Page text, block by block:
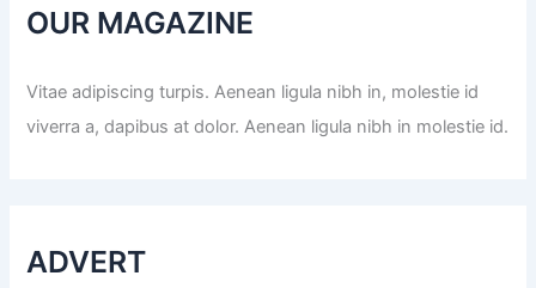
OUR MAGAZINE
Vitae adipiscing turpis. Aenean ligula nibh in, molestie id
viverra a, dapibus at dolor. Aenean ligula nibh in molestie id.
ADVERT